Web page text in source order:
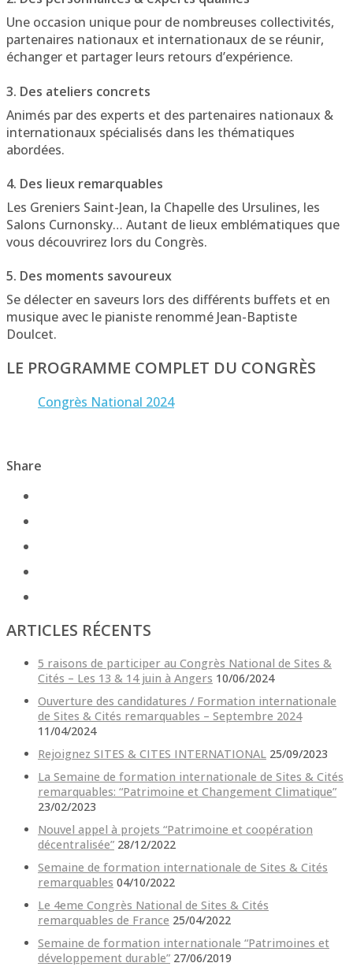
Une occasion unique pour de nombreuses collectivités,
partenaires nationaux et internationaux de se réunir,
échanger et partager leurs retours d’expérience.
3. Des ateliers concrets
Animés par des experts et des partenaires nationaux &
internationaux spécialisés dans les thématiques
abordées.
4. Des lieux remarquables
Les Greniers Saint-Jean, la Chapelle des Ursulines, les
Salons Curnonsky… Autant de lieux emblématiques que
vous découvrirez lors du Congrès.
5. Des moments savoureux
Se délecter en saveurs lors des différents buffets et en
musique avec le pianiste renommé Jean-Baptiste
Doulcet.
LE PROGRAMME COMPLET DU CONGRÈS
Congrès National 2024
Share
ARTICLES RÉCENTS
5 raisons de participer au Congrès National de Sites &
Cités – Les 13 & 14 juin à Angers 10/06/2024
Ouverture des candidatures / Formation internationale
de Sites & Cités remarquables – Septembre 2024
11/04/2024
Rejoignez SITES & CITES INTERNATIONAL 25/09/2023
La Semaine de formation internationale de Sites & Cités
remarquables: “Patrimoine et Changement Climatique”
23/02/2023
Nouvel appel à projets “Patrimoine et coopération
décentralisée” 28/12/2022
Semaine de formation internationale de Sites & Cités
remarquables 04/10/2022
Le 4eme Congrès National de Sites & Cités
remarquables de France 25/04/2022
Semaine de formation internationale “Patrimoines et
développement durable” 27/06/2019